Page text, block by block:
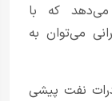
که با
می‌توان به
نفت پیشی